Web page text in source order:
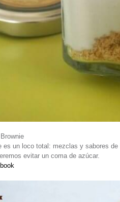
es un loco total: mezclas y sabores
evitar un coma de azúcar.